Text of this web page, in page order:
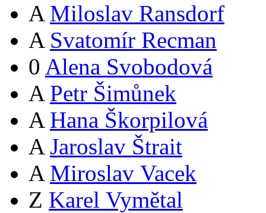
A Miloslav Ransdorf
A Svatomír Recman
0 Alena Svobodová
A Petr Šimůnek
A Hana Škorpilová
A Jaroslav Štrait
A Miroslav Vacek
Z Karel Vymětal